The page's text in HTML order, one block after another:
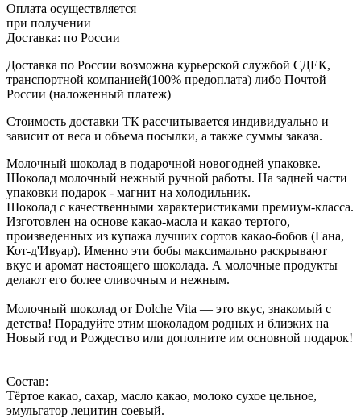
Оплата осуществляется
при получении
Доставка: по России
Доставка по России возможна курьерской службой СДЕК,
транспортной компанией(100% предоплата) либо Почтой
России (наложенный платеж)
Стоимость доставки ТК рассчитывается индивидуально и
зависит от веса и объема посылки, а также суммы заказа.
Молочный шоколад в подарочной новогодней упаковке.
Шоколад молочный нежный ручной работы. На задней части
упаковки подарок - магнит на холодильник.
Шоколад с качественными характеристиками премиум-класса.
Изготовлен на основе какао-масла и какао тертого,
произведенных из купажа лучших сортов какао-бобов (Гана,
Кот-д'Ивуар). Именно эти бобы максимально раскрывают
вкус и аромат настоящего шоколада. А молочные продукты
делают его более сливочным и нежным.
Молочный шоколад от Dolche Vita — это вкус, знакомый с
детства! Порадуйте этим шоколадом родных и близких на
Новый год и Рождество или дополните им основной подарок!
Состав:
Тёртое какао, сахар, масло какао, молоко сухое цельное,
эмульгатор лецитин соевый.